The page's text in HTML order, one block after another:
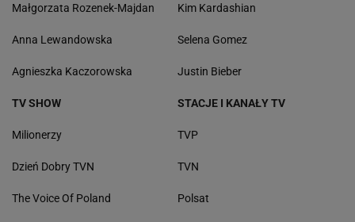
Małgorzata Rozenek-Majdan
Anna Lewandowska
Agnieszka Kaczorowska
Kim Kardashian
Selena Gomez
Justin Bieber
TV SHOW
Milionerzy
Dzień Dobry TVN
The Voice Of Poland
STACJE I KANAŁY TV
TVP
TVN
Polsat